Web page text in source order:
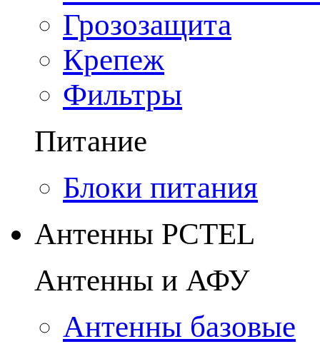
Грозозащита
Крепеж
Фильтры
Питание
Блоки питания
Антенны PCTEL
Антенны и АФУ
Антенны базовые